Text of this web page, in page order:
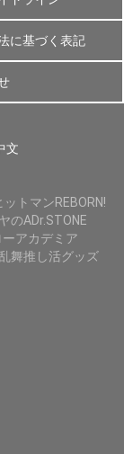
に基づく表記
文
トマンREBORN!
のADr.STONE
アカデミア
舞推し活グッズ